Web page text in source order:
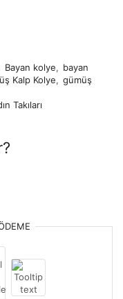
Bayan kolye, bayan
Kalp Kolye, gümüş
Takıları